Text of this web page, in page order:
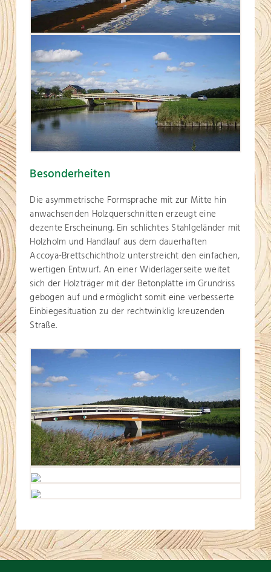
Besonderheiten
Die asymmetrische Formsprache mit zur Mitte hin
anwachsenden Holzquerschnitten erzeugt eine
dezente Erscheinung. Ein schlichtes Stahlgeländer mit
Holzholm und Handlauf aus dem dauerhaften
Accoya-Brettschichtholz unterstreicht den einfachen,
wertigen Entwurf. An einer Widerlagerseite weitet
sich der Holzträger mit der Betonplatte im Grundriss
gebogen auf und ermöglicht somit eine verbesserte
Einbiegesituation zu der rechtwinklig kreuzenden
Straße.